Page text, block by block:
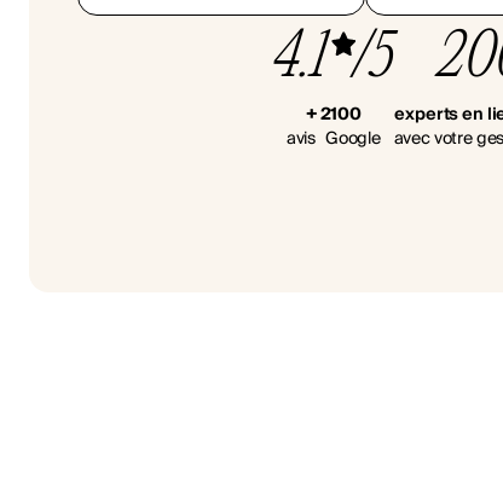
4.1 /5
+ 2100
avis Google
experts en
avec votre